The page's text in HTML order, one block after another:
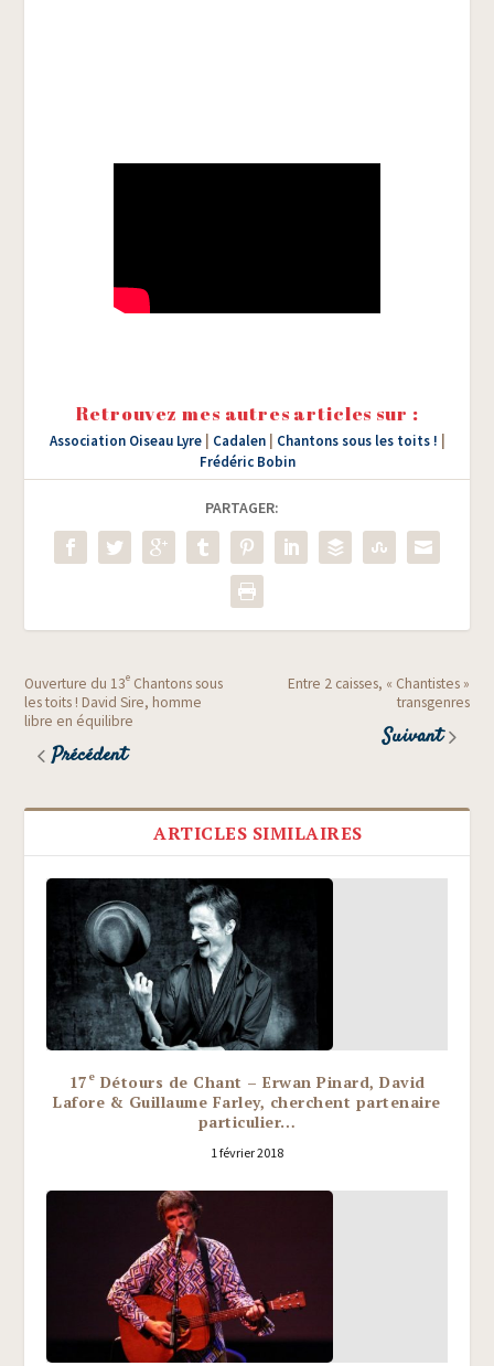
Retrouvez mes autres articles sur :
Association Oiseau Lyre| Cadalen| Chantons sous les toits !
Frédéric Bobin
PARTAGER:
Ouverture du 13e Chantons sous
les toits ! David Sire, homme
libre en équilibre
Précédent
Entre 2 caisses, « Chantistes »
transgenres
Suivant
ARTICLES SIMILAIRES
17 e Détours de Chant – Erwan Pinard, David
Lafore & Guillaume Farley, cherchent partenaire
particulier…
1 février 2018